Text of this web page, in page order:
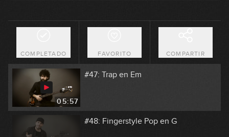
COMPLETADO FAVORITO COMPARTIR
08:25
#46: Groove Slap en Dm
05:57
#47: Trap en Em
#48: Fingerstyle Pop en G